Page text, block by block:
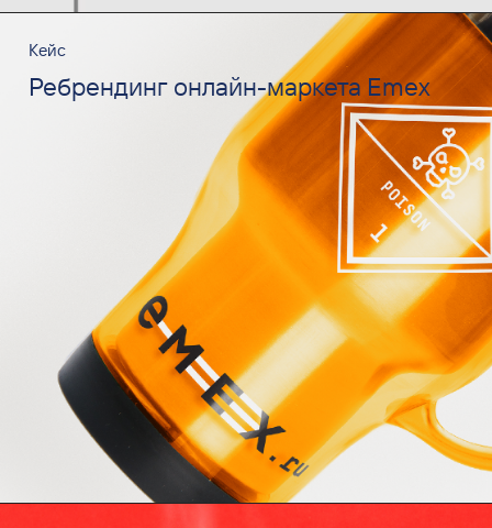
Кейс
Ребрендинг онлайн-маркета Emex